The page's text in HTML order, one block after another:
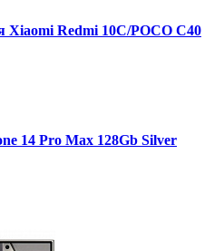
Xiaomi Redmi 10C/POCO C40
14 Pro Max 128Gb Silver